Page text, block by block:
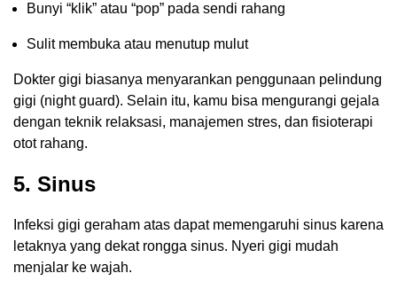
Bunyi “klik” atau “pop” pada sendi rahang
Sulit membuka atau menutup mulut
Dokter gigi biasanya menyarankan penggunaan pelindung
gigi (night guard). Selain itu, kamu bisa mengurangi gejala
dengan teknik relaksasi, manajemen stres, dan fisioterapi
otot rahang.
5. Sinus
Infeksi gigi geraham atas dapat memengaruhi sinus karena
letaknya yang dekat rongga sinus. Nyeri gigi mudah
menjalar ke wajah.